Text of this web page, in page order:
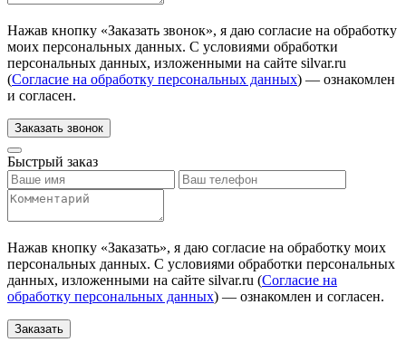
Нажав кнопку «Заказать звонок», я даю согласие на обработку
моих персональных данных. С условиями обработки
персональных данных, изложенными на сайте silvar.ru
(Согласие на обработку персональных данных) — ознакомлен
и согласен.
Заказать звонок
Быстрый заказ
Нажав кнопку «Заказать», я даю согласие на обработку моих
персональных данных. С условиями обработки персональных
данных, изложенными на сайте silvar.ru (Согласие на
обработку персональных данных) — ознакомлен и согласен.
Заказать